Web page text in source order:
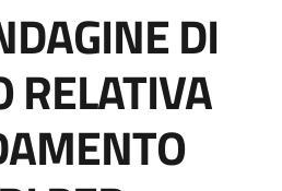
DI
RELATIVA